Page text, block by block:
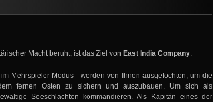
Macht beruht, ist das Ziel von East India Company.
Mehrspieler-Modus - werden von Ihnen ausgefochten, um die
fernen Osten zu sichern und auszubauen. Um sich als
Seeschlachten kommandieren. Als Kapitän eines der